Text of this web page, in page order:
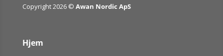
Copyright 2026 © Awan Nordic ApS
Hjem